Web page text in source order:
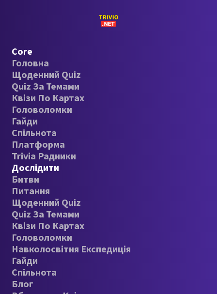
Core
Головна
Щоденний Quiz
Quiz За Темами
Квізи По Картах
Головоломки
Гайди
Спільнота
Платформа
Trivia Радники
Дослідити
Битви
Питання
Щоденний Quiz
Quiz За Темами
Квізи По Картах
Головоломки
Навколосвітня Експедиція
Гайди
Спільнота
Блог